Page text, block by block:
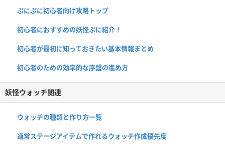
ぷにぷに初心者向け攻略トップ
初心者におすすめの妖怪ぷに紹介！
初心者が最初に知っておきたい基本情報まとめ
初心者のための効率的な序盤の進め方
妖怪ウォッチ関連
ウォッチの種類と作り方一覧
通常ステージアイテムで作れるウォッチ作成優先度